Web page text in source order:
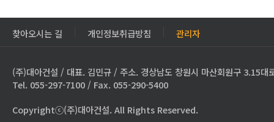
찾아오시는 길 개인정보취급방침 관리자
(주)대아건설 / 대표. 김민규 / 주소. 경상남도 창원시 마산회원구 3.15대
Tel. 055-297-7100 / Fax. 055-290-5400
Copyrightⓒ(주)대아건설. All Rights Reserved.